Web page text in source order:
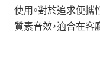
使用。對於追求便攜
質素音效，適合在客